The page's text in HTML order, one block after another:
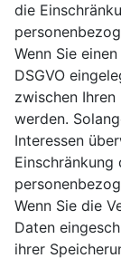
die
Wenn Sie
DSGVO
zwischen
werden.
Interessen
Einschränkung
Wenn Sie die
Daten
ihrer